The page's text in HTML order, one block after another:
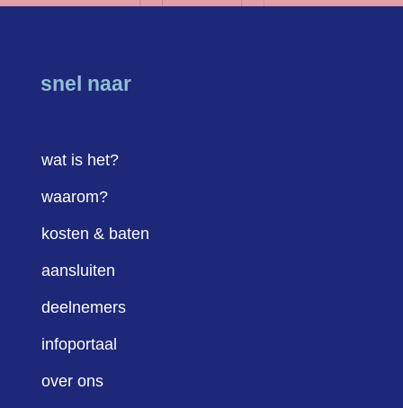
snel naar
wat is het?
waarom?
kosten & baten
aansluiten
deelnemers
infoportaal
over ons